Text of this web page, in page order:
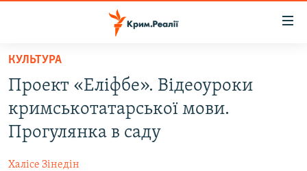
Перейти
основного
матеріалу
Перейти
до
основної
ВОДА.КРИМ
ВІДЕО ТА ФОТО
КУЛЬТУРА
Проект «Еліфбе». Відеоуроки
кримськотатарської мови.
Прогулянка в саду
Халісе Зінедін